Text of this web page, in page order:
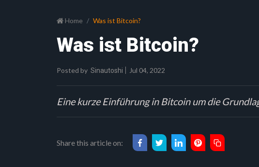
Home Was ist Bitcoin?
Was ist Bitcoin?
Posted by Sinautoshi Jul 04, 2022
Eine kurze Einführung in Bitcoin um die
Share this article on: